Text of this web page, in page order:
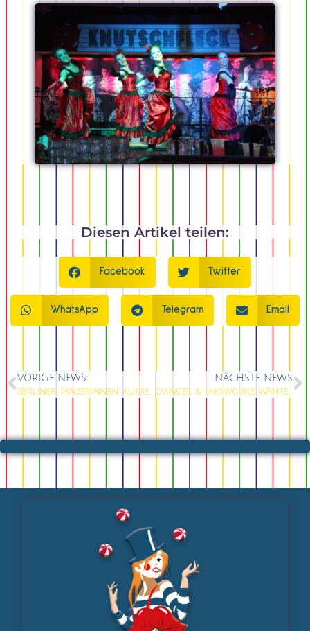
Diesen Artikel teilen:
Facebook Twitter
WhatsApp Telegram Email
VORIGE NEWS
Berliner Tänzerinnen, aufregende Möglichkeiten ergeben sich
NÄCHSTE NEWS
Dancer & showgirls wanted for 3 of our stages in Berlin